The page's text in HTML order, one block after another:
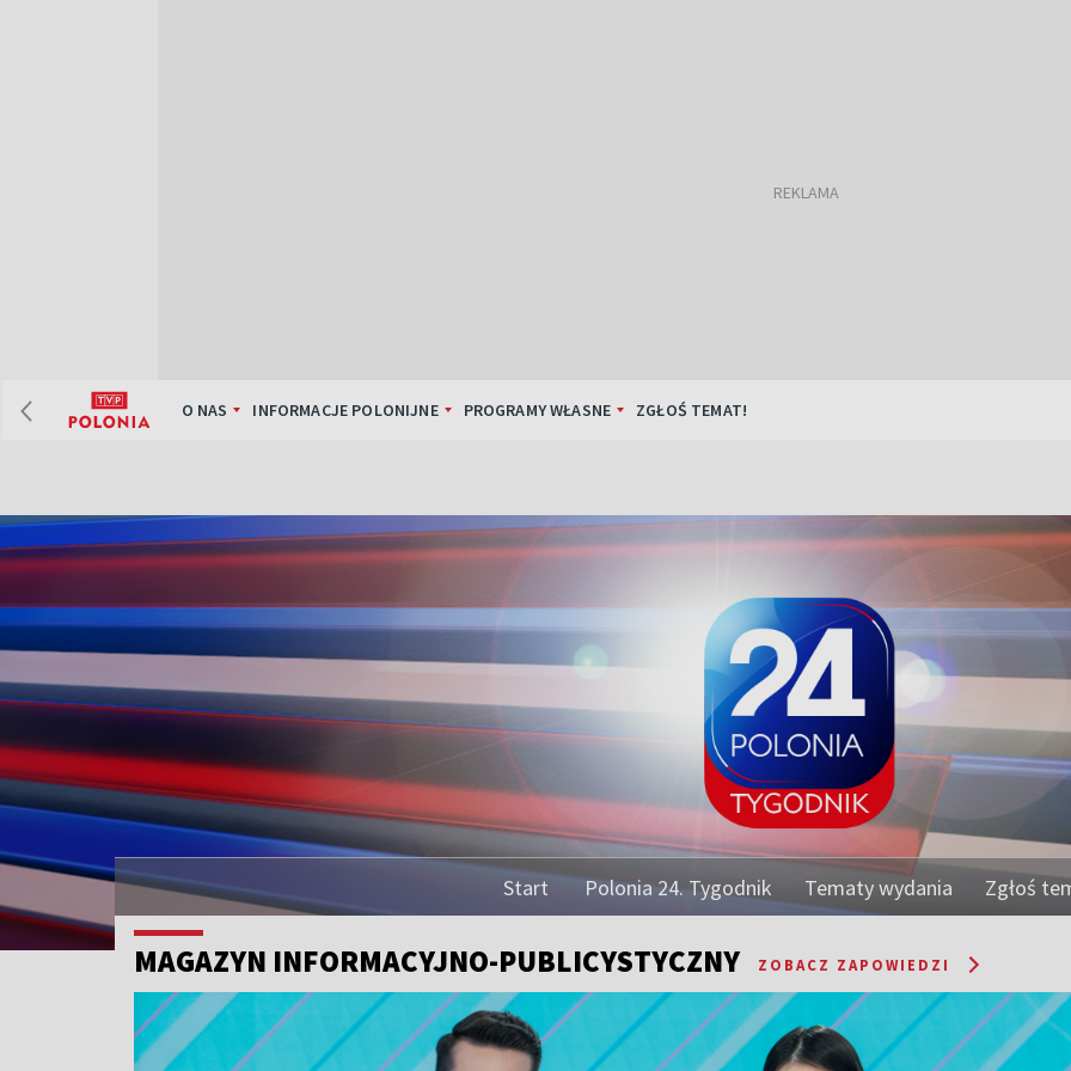
O NAS INFORMACJE POLONIJNE PROGRAMY WŁASNE ZGŁOŚ TEMAT!
Start Polonia 24. Tygodnik Tematy wydania Zgłoś
MAGAZYN INFORMACYJNO-PUBLICYSTYCZNY ZOBACZ ZAPOWIEDZI